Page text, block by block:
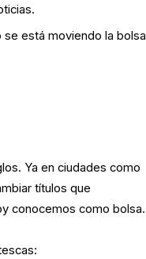
está moviendo la bolsa
Ya en ciudades como
títulos que
conocemos como bolsa.